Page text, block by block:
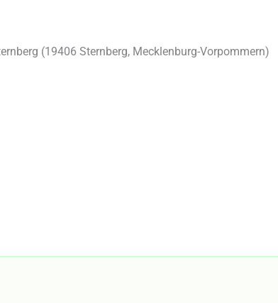
(19406 Sternberg, Mecklenburg-Vorpommern)